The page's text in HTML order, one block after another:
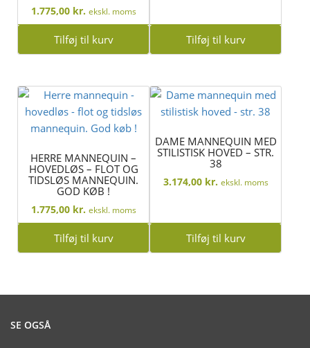
1.775,00 kr. ekskl. moms
Tilføj til kurv Tilføj til kurv
HERRE MANNEQUIN –
HOVEDLØS – FLOT OG
TIDSLØS MANNEQUIN.
GOD KØB !
1.775,00 kr. ekskl. moms
Tilføj til kurv
DAME MANNEQUIN MED
STILISTISK HOVED – STR.
38
3.174,00 kr. ekskl. moms
Tilføj til kurv
SE OGSÅ